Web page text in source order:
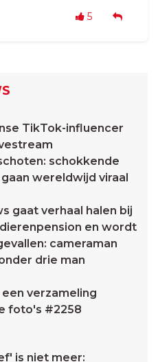
5
TikTok-influencer
schokkende
wereldwijd viraal
gaat verhaal halen bij
en wordt
cameraman
drie man
verzameling
foto's #2258
is niet meer: